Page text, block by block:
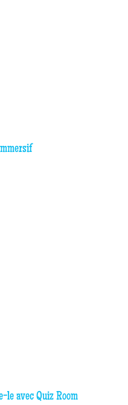
le avec Quiz Room